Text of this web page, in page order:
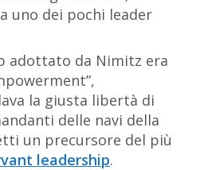
uno dei pochi leader
adottato da Nimitz era
la giusta libertà di
delle navi della
un precursore del più
leadership.